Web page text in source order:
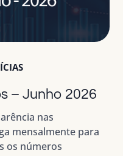
– Junho 2026
nas
mensalmente para
os números